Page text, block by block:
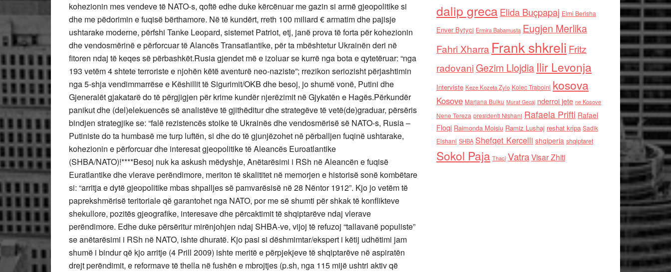
kohezionin mes vendeve të NATO-s, qoftë edhe duke kërcënuar me gazin si armë gjeopolitike si
dhe me pëdorimin e fuqisë bërthamore. Në të kundërt, rreth 100 miliard € armatim dhe pajisje
ushtarake moderne, përfshi Tanke Leopard, sistemet Patriot, etj, janë prova të forta për kohezionin
dhe vendosmërinë e përforcuar të Alancës Transatlantike, për ta mbështetur Ukrainën deri në
fitoren ndaj të keqes së përbashkët.Rusia gjendet më e izoluar se kurrë nga bota e qytetëruar: “nga
193 vetëm 4 shtete terroriste e njohën këtë aventurë neo-naziste”; rrezikon seriozisht përjashtimin
nga 5-shja vendimmarrëse e Këshillit të Sigurimit/OKB dhe besoj, jo shumë vonë, Putini dhe
Gjeneralët gjakatarë do të përgjigjen për krime kundër njerëzimit në Gjykatën e Hagës.Përkundër
panikut dhe (del)elekuencës së analistëve të gjithëditur dhe strategëve të vetë(de)graduar, përsëris
bindjen strategjike se: “falë rezistencës stoike të Ukrainës dhe vendosmërisë së NATO-s, Rusia –
Putiniste do ta humbasë me turp luftën, si dhe do të gjunjëzohet nē përballjen fuqinë ushtarake,
kohezionin e përforcuar dhe interesat gjeopolitike të Aleancës Euroatlantike
(SHBA/NATO)!****Besoj nuk ka askush mëdyshje, Anëtarësimi i RSh në Aleancën e fuqisë
Euratlantike dhe vlerave perëndimore, meriton të skalititet në memorjen e historisë sonë kombëtare
si: “arritja e dytë gjeopolitike mbas shpalljes së pamvarësisë në 28 Nëntor 1912”. Kjo jo vetëm të
paprekshmërisë teritoriale që garantohet nga NATO, por me së shumti për shkak të konflikteve
shekullore, pozitës gjeografike, interesave dhe përcaktimit të shqiptarëve ndaj vlerave
perëndimore. Edhe duke përsëritur mirënjohjen ndaj SHBA-ve, vijoj të refuzoj “tallavanë populiste”
se anëtarësimi i RSh në NATO, ishte dhuratë. Kjo pasi si dëshmimtar/ekspert i këtij udhëtimi jam
shumë i bindur që kjo arritje (4 Prill 2009) ishte meritë e përpjekjeve të shqiptarëve në aspiratën
drejt perëndimit, e reformave të thella në fushën e mbrojtjes (p.sh, nga 115 mijë ushtri aktiv që
dalip grecaElida Buçpapaj Elmi Berisha
Enver Bytyci Ermira Babamusta Eugjen Merlika
Fahri Xharra Frank shkreli Fritz
radovaniGezim Llojdia Ilir Levonja
Interviste Keze Kozeta Zylo Kolec Traboini kosova
Kosove Marjana Bulku Murat Gecaj nderroi jete ne Kosove
Nene Tereza presidenti Nishani Rafaela Prifti Rafael
Floqi Raimonda Moisiu Ramiz Lushaj reshat kripa Sadik
Elshani SHBA Shefqet Kercelli shqiperia shqiptaret
Sokol Paja Thaci VatraVisar Zhiti